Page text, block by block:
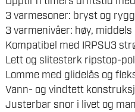
3 varmesoner: bryst og rygg
3 varmenivåer: høy, middels
Kompatibel med IRPSU3
Lett og slitesterk ripstop-
Lomme med glidelås og
Vann- og vindtett
Justerbar snor i livet og